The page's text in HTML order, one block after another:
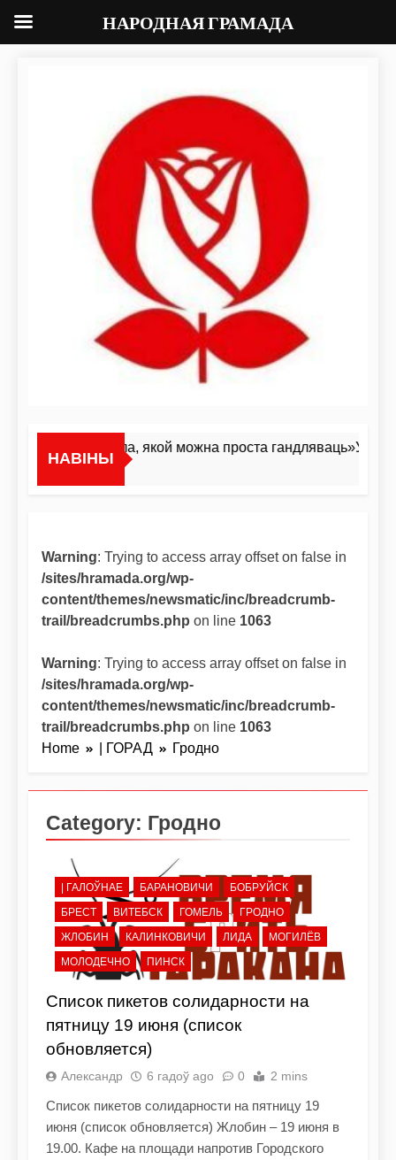
НАВІНЫ
«Я не жывёла, якой можна проста гандляваць»У
Warning: Trying to access array offset on false in
/sites/hramada.org/wp-
content/themes/newsmatic/inc/breadcrumb-
trail/breadcrumbs.php on line 1063
Warning: Trying to access array offset on false in
/sites/hramada.org/wp-
content/themes/newsmatic/inc/breadcrumb-
trail/breadcrumbs.php on line 1063
Home
| ГОРАД Гродно
Category: Гродно
| ГАЛОЎНАЕ БАРАНОВИЧИ
БОБРУЙСК
БРЕСТ
ВИТЕБСК ГОМЕЛЬ
ГРОДНО
ЖЛОБИН
КАЛИНКОВИЧИ ЛИДА
МОГИЛЁВ
МОЛОДЕЧНО
ПИНСК
Список пикетов солидарности на
пятницу 19 июня (список
обновляется)
Александр 6 гадоў ago 0 2 mins
Список пикетов солидарности на пятницу 19
июня (список обновляется) Жлобин – 19 июня в
19.00. Кафе на площади напротив Городского
НАРОДНАЯ ГРАМАДА